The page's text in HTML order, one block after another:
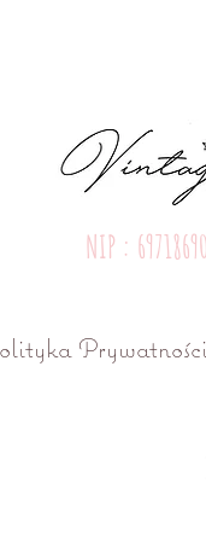
NIP :
ul. Różana 15